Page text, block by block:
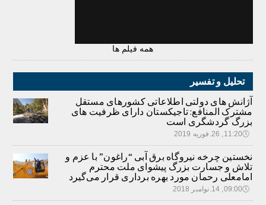
همه فیلم ها
تحلیل و تفسیر
آژانش های دولتی اطلاعاتی کشورهای مستقل
مشترک المنافع: تاجیکستان دارای ظرفیت های
بزرگ گردشگری است
🕔11:20, 26.فوریه 2019
نخستین چرخه نیروگاه برق آبی “راغون” با عزم و
تلاش و جسارت بزرگ پیشوای ملت محترم
امامعلی رحمان مورد بهره برداری قرار می‌گیرد
🕔09:00, 14.نوامبر 2018